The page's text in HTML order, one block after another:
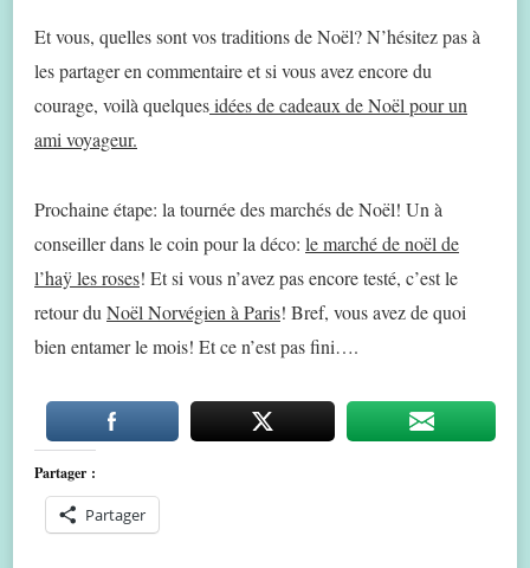
Et vous, quelles sont vos traditions de Noël? N’hésitez pas à
les partager en commentaire et si vous avez encore du
courage, voilà quelquesidées de cadeaux de Noël pour un
ami voyageur.
Prochaine étape: la tournée des marchés de Noël! Un à
conseiller dans le coin pour la déco: le marché de noël de
l’haÿ les roses! Et si vous n’avez pas encore testé, c’est le
retour duNoël Norvégien à Paris! Bref, vous avez de quoi
bien entamer le mois! Et ce n’est pas fini….
Partager :
Partager